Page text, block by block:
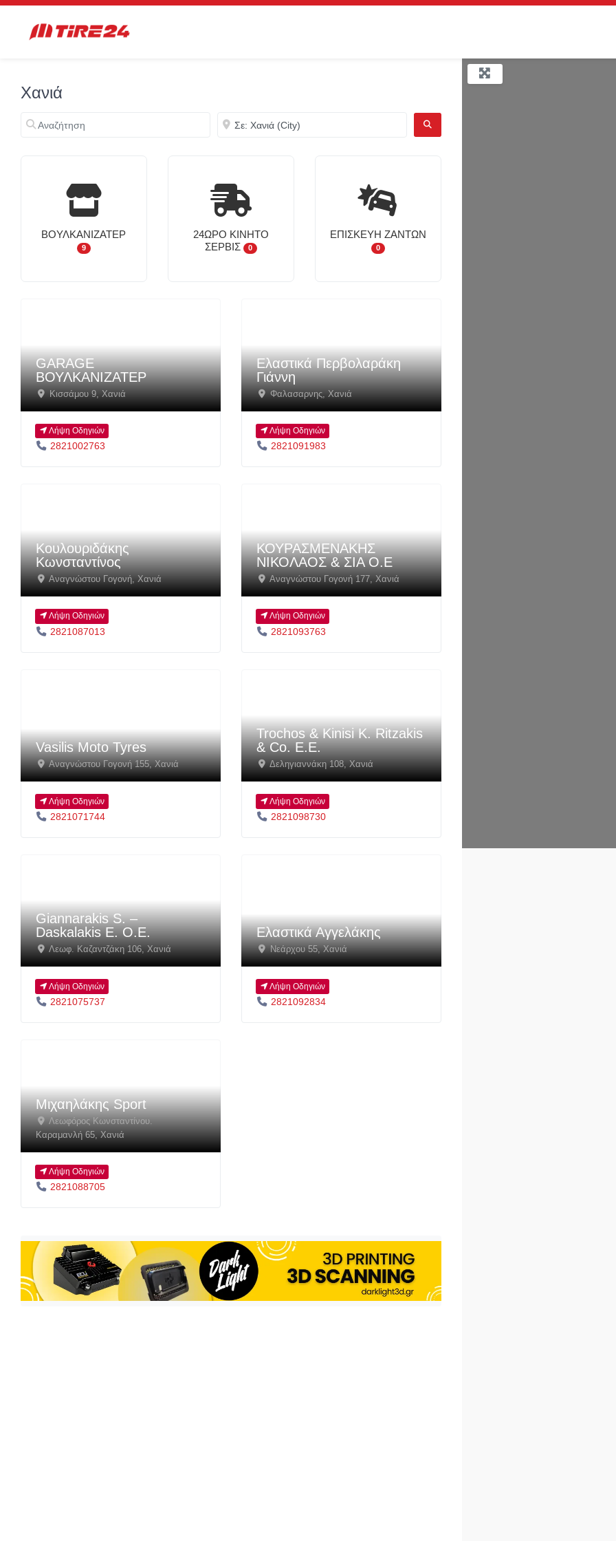
Χανιά
Αναζήτηση Κοντά
ΒΟΥΛΚΑΝΙΖΑΤΈΡ
9
24ΩΡΟ ΚΙΝΗΤΌ
ΣΈΡΒΙΣ 0
ΕΠΙΣΚΕΥΉ ΖΑΝΤΏΝ
0
GARAGE
ΒΟΥΛΚΑΝΙΖΑΤΕΡ
Κισσάμου 9 ,Χανιά
Λήψη Οδηγιών
2821002763
Ελαστικά Περβολαράκη
Γιάννη
Φαλασαρνης ,Χανιά
Λήψη Οδηγιών
2821091983
Κουλουριδάκης
Κωνσταντίνος
Αναγνώστου Γογονή,Χανιά
Λήψη Οδηγιών
2821087013
ΚΟΥΡΑΣΜΕΝΑΚΗΣ
ΝΙΚΟΛΑΟΣ & ΣΙΑ Ο.Ε
Αναγνώστου Γογονή 177,Χανιά
Λήψη Οδηγιών
2821093763
Vasilis Moto Tyres
Αναγνώστου Γογονή 155,Χανιά
Λήψη Οδηγιών
2821071744
Trochos & Kinisi K. Ritzakis
& Co. E.E.
Δεληγιαννάκη 108,Χανιά
Λήψη Οδηγιών
2821098730
Giannarakis S. –
Daskalakis E. O.E.
Λεωφ. Καζαντζάκη 106,Χανιά
Λήψη Οδηγιών
2821075737
Ελαστικά Αγγελάκης
Νεάρχου 55,Χανιά
Λήψη Οδηγιών
2821092834
Μιχαηλάκης Sport
Λεωφόρος Κωνσταντίνου.
Καραμανλή 65 Χανιά
Λήψη Οδηγιών
2821088705